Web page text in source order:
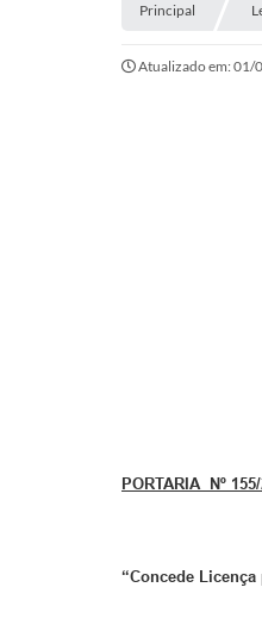
Principal
Atualizado em: 01/
PORTARIA Nº
“Concede Licença